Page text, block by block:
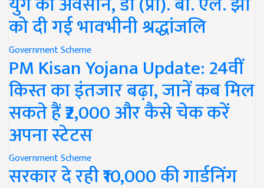
को दी गई भावभीनी श्रद्धांजलि
Government Scheme
PM Kisan Yojana Update: 24वीं
किस्त का इंतजार बढ़ा, जानें कब मिल
सकते हैं ₹2,000 और कैसे चेक करें
अपना स्टेटस
Government Scheme
सरकार दे रही ₹10,000 की गार्डनिंग